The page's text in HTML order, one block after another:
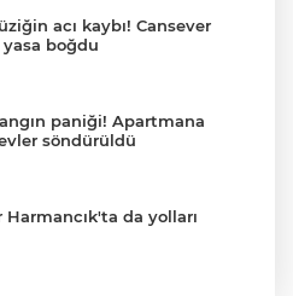
acı kaybı! Cansever
boğdu
paniği! Apartmana
söndürüldü
da yolları